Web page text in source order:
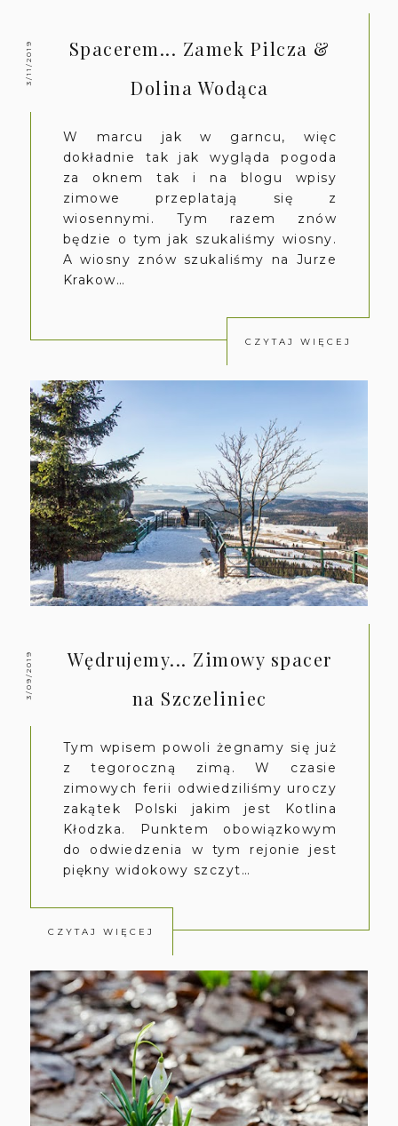
3/11/2019
Spacerem... Zamek Pilcza &
Dolina Wodąca
W marcu jak w garncu, więc
dokładnie tak jak wygląda pogoda
za oknem tak i na blogu wpisy
zimowe przeplatają się z
wiosennymi. Tym razem znów
będzie o tym jak szukaliśmy wiosny.
A wiosny znów szukaliśmy na Jurze
Krakow…
CZYTAJ WIĘCEJ
3/09/2019
Wędrujemy... Zimowy spacer
na Szczeliniec
Tym wpisem powoli żegnamy się już
z tegoroczną zimą. W czasie
zimowych ferii odwiedziliśmy uroczy
zakątek Polski jakim jest Kotlina
Kłodzka. Punktem obowiązkowym
do odwiedzenia w tym rejonie jest
piękny widokowy szczyt…
CZYTAJ WIĘCEJ